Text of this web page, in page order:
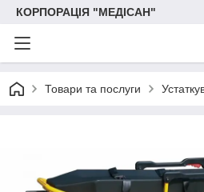
КОРПОРАЦІЯ "МЕДІСАН"
Товари та послуги